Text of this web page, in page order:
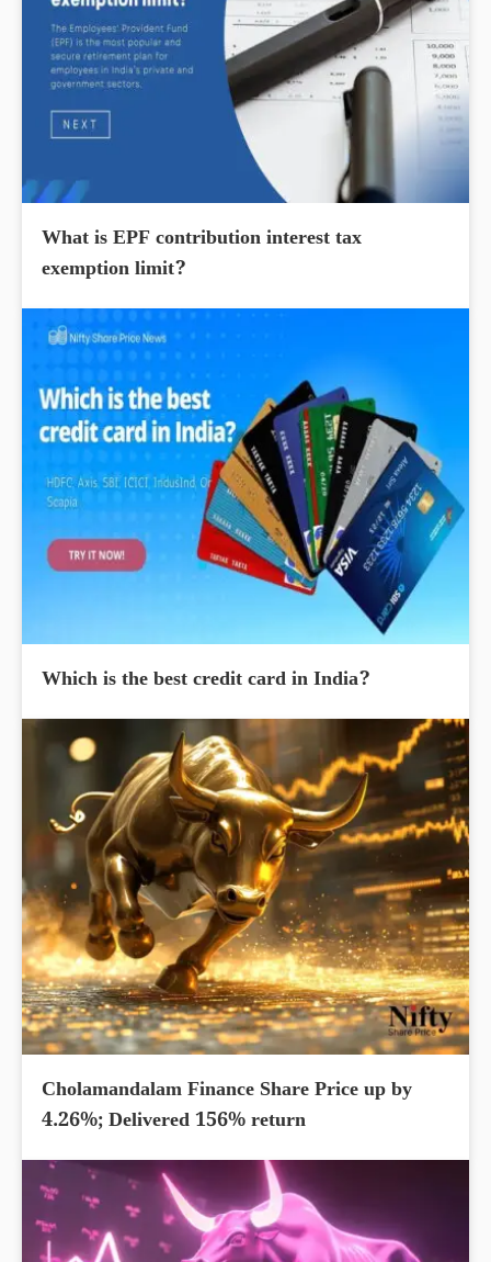
What is EPF contribution interest tax
exemption limit?
Which is the best credit card in India?
Cholamandalam Finance Share Price up by
4.26%; Delivered 156% return